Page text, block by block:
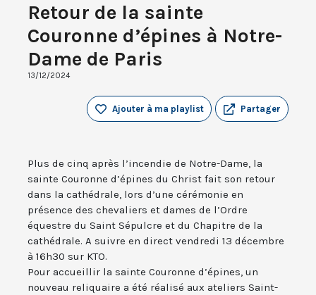
Retour de la sainte
Couronne d’épines à Notre-
Dame de Paris
13/12/2024
Partager
Ajouter à ma playlist
Plus de cinq après l’incendie de Notre-Dame, la
sainte Couronne d’épines du Christ fait son retour
dans la cathédrale, lors d’une cérémonie en
présence des chevaliers et dames de l’Ordre
équestre du Saint Sépulcre et du Chapitre de la
cathédrale. A suivre en direct vendredi 13 décembre
à 16h30 sur KTO.
Pour accueillir la sainte Couronne d’épines, un
nouveau reliquaire a été réalisé aux ateliers Saint-